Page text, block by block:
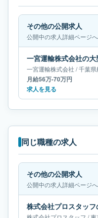
その他の公開求人
公開中の求人詳細ページ
一宮運輸株式会社 /千葉県
月給56万-70万円
求人を見る
同じ職種の求人
その他の公開求人
公開中の求人詳細ページ